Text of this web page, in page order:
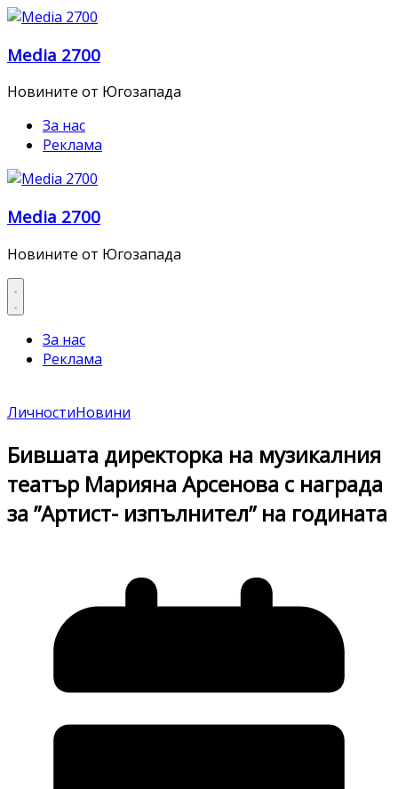
Skip
content
Media 2700
Новините от Югозапада
За нас
Реклама
Media 2700
Новините от Югозапада
За нас
Реклама
ЛичностиНовини
Бившата директорка на музикалния
театър Марияна Арсенова с награда
за ”Артист- изпълнител” на годината